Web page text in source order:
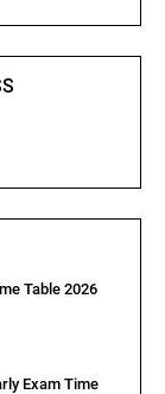
Table 2026
Exam Time